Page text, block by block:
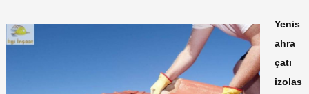
Yenis
ahra
çatı
izolas